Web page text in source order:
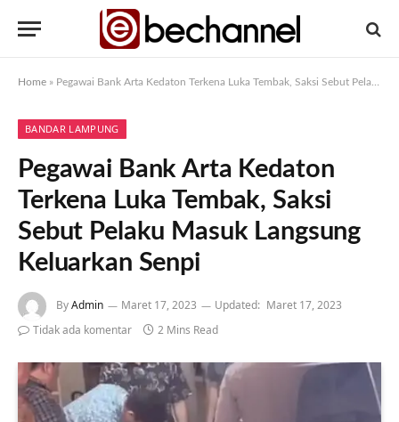
Home » Pegawai Bank Arta Kedaton Terkena Luka Tembak, Saksi Sebut Pelaku Masuk Langsung Keluarkan Senpi
BANDAR LAMPUNG
Pegawai Bank Arta Kedaton
Terkena Luka Tembak, Saksi
Sebut Pelaku Masuk Langsung
Keluarkan Senpi
ByAdmin Maret 17, 2023 Updated: Maret 17, 2023
Tidak ada komentar
2 Mins Read